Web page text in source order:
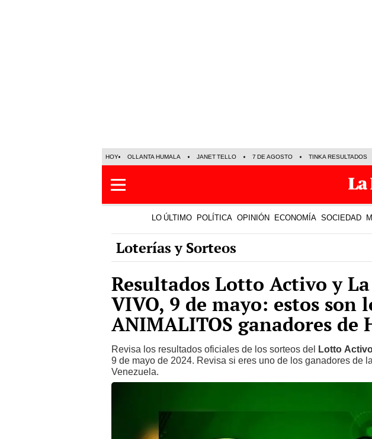
HOY OLLANTA HUMALA JANET TELLO 7 DE AGOSTO TINKA RESULTADOS
LO ÚLTIMO POLÍTICA OPINIÓN ECONOMÍA SOCIEDAD
Loterías y Sorteos
Resultados Lotto Activo y
VIVO, 9 de mayo: estos son
ANIMALITOS ganadores de
Revisa los resultados oficiales de los sorteos del Lotto
9 de mayo de 2024. Revisa si eres uno de los ganadores de
Venezuela.